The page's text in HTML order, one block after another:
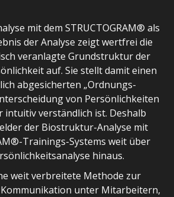
mit dem STRUCTOGRAM® als
der Analyse zeigt wertfrei die
veranlagte Grundstruktur der
auf. Sie stellt damit einen
abgesicherten „Ordnungs-
von Persönlichkeiten
intuitiv verständlich ist. Deshalb
der Biostruktur-Analyse mit
Trainings-Systems weit über
hinaus.
weit verbreitete Methode zur
unter Mitarbeitern,